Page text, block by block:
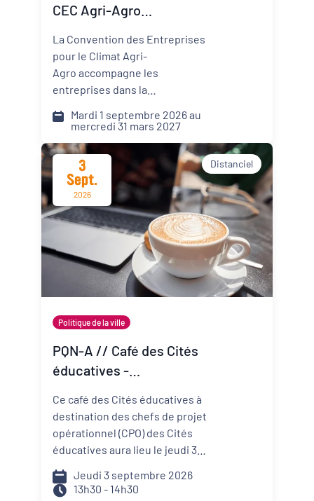
CEC Agri-Agro
Entreprises pour le Climat)
La Convention des Entreprises
pour le Climat Agri-
Agro accompagne les
entreprises dans la
face aux défis climatiques,
environnementaux et
sociétaux. Comment pérenniser
mon activité dans un monde qui
change vite ? Comment mieux
anticiper les risques et réduire
ma vulnérabilité ? Comment
construire un projet de structure
qui embarque mes
collaborateurs et mes parties
prenantes ?
Mardi 1 septembre 2026 au
mercredi 31 mars 2027
3
Sept.
2026
Distanciel
Politique de la ville
PQN-A // Café des Cités
éducatives -
prévention et la promotion
de la santé mentale
Ce café des Cités éducatives à
destination des chefs de projet
opérationnel (CPO) des Cités
éducatives aura lieu le jeudi 3
portera sur le développement
Jeudi 3 septembre 2026
13h30 - 14h30